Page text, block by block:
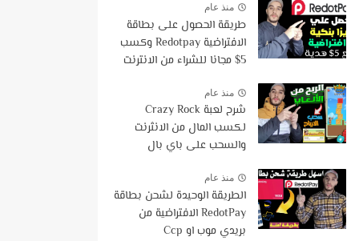
لوايزمنذ عام
طريقة الحصول على بطاقة
الافتراضية Redotpay وكسب
5$ مجانا للشراء من الانترنت
منذ عام
شرح لعبة Crazy Rock
لكسب المال من الانثرنت
والسحب على باي بال
منذ عام
الطريقة الوحيدة لشحن بطاقة
RedotPay الافتراضية من
بريدي موب او Ccp